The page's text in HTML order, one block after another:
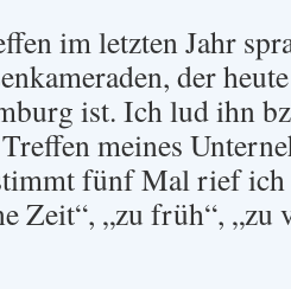
im letzten Jahr
der
ist. Ich lud ihn
meines
fünf Mal rief ich
Zeit“, „zu früh“, „zu